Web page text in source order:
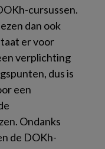
cursussen.
dan ook
er voor
verplichting
dus is
een
Ondanks
de DOKh-